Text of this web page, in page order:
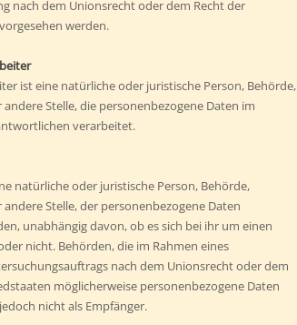
nach dem Unionsrecht oder dem Recht der
werden.
ist eine natürliche oder juristische Person, Behörde,
Stelle, die personenbezogene Daten im
verarbeitet.
natürliche oder juristische Person, Behörde,
Stelle, der personenbezogene Daten
unabhängig davon, ob es sich bei ihr um einen
nicht. Behörden, die im Rahmen eines
nach dem Unionsrecht oder dem
möglicherweise personenbezogene Daten
nicht als Empfänger.